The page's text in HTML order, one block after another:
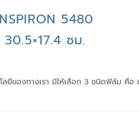
5480
ซม.
ยีของทางเรา มีให้เลือก 3 ชนิดฟิล์ม คื